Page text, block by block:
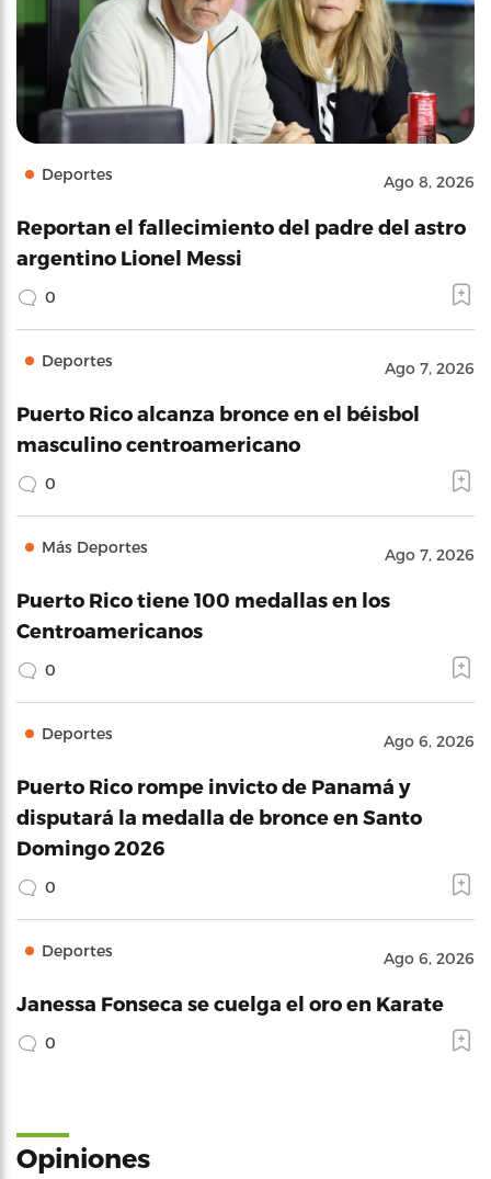
Deportes Ago 8, 2026
Reportan el fallecimiento del padre del astro
argentino Lionel Messi
0
Deportes Ago 7, 2026
Puerto Rico alcanza bronce en el béisbol
masculino centroamericano
0
Más Deportes Ago 7, 2026
Puerto Rico tiene 100 medallas en los
Centroamericanos
0
Deportes Ago 6, 2026
Puerto Rico rompe invicto de Panamá y
disputará la medalla de bronce en Santo
Domingo 2026
0
Deportes Ago 6, 2026
Janessa Fonseca se cuelga el oro en Karate
0
Opiniones